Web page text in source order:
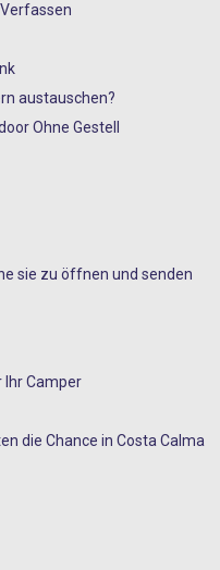
austauschen?
Ohne Gestell
sie zu öffnen und senden
Camper
die Chance in Costa Calma